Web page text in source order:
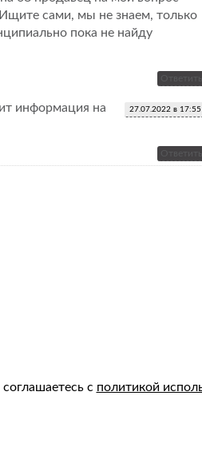
сами, мы не знаем, только
пока не найду
Ответить
27.07.2022 в 17:55
информация на
Ответить